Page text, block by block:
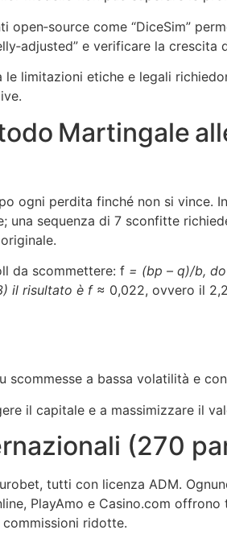
come “DiceSim”
e verificare la
limitazioni etiche e legali
Martingale
ogni perdita finché non si vince.
una sequenza di 7 sconfitte
da scommettere: f = (bp – q)/b,
il risultato è f≈ 0,022, ovvero il
scommesse a bassa volatilità e
il capitale e a massimizzare il
(270
tutti con licenza ADM.
PlayAmo e Casino.com
ridotte.